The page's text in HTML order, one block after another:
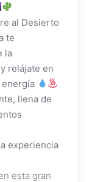
al Desierto
te
la
relájate en
llena de
experiencia
esta gran